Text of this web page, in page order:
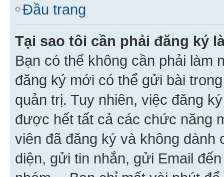
Đầu trang
Tại sao tôi cần phải đăng ký
Bạn có thể không cần phải làm
đăng ký mới có thể gửi bài
quản trị. Tuy nhiên, việc đăng
được hết tất cả các chức năng
viên đã đăng ký và không
diện, gửi tin nhắn, gửi Email